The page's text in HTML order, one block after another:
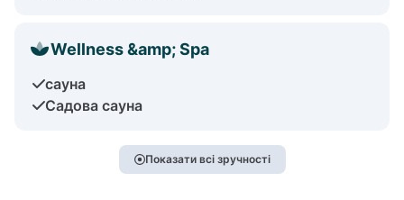
Wellness &amp; Spa
сауна
Садова сауна
Показати всі зручності